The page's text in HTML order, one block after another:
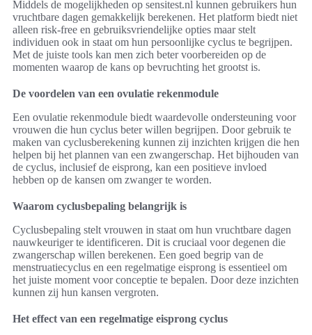
Middels de mogelijkheden op sensitest.nl kunnen gebruikers hun
vruchtbare dagen gemakkelijk berekenen. Het platform biedt niet
alleen risk-free en gebruiksvriendelijke opties maar stelt
individuen ook in staat om hun persoonlijke cyclus te begrijpen.
Met de juiste tools kan men zich beter voorbereiden op de
momenten waarop de kans op bevruchting het grootst is.
De voordelen van een ovulatie rekenmodule
Een ovulatie rekenmodule biedt waardevolle ondersteuning voor
vrouwen die hun cyclus beter willen begrijpen. Door gebruik te
maken van cyclusberekening kunnen zij inzichten krijgen die hen
helpen bij het plannen van een zwangerschap. Het bijhouden van
de cyclus, inclusief de eisprong, kan een positieve invloed
hebben op de kansen om zwanger te worden.
Waarom cyclusbepaling belangrijk is
Cyclusbepaling stelt vrouwen in staat om hun vruchtbare dagen
nauwkeuriger te identificeren. Dit is cruciaal voor degenen die
zwangerschap willen berekenen. Een goed begrip van de
menstruatiecyclus en een regelmatige eisprong is essentieel om
het juiste moment voor conceptie te bepalen. Door deze inzichten
kunnen zij hun kansen vergroten.
Het effect van een regelmatige eisprong cyclus